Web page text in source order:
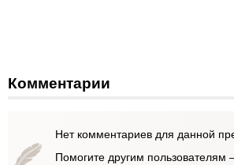
Комментарии
Нет комментариев для данной
Помогите другим пользователям